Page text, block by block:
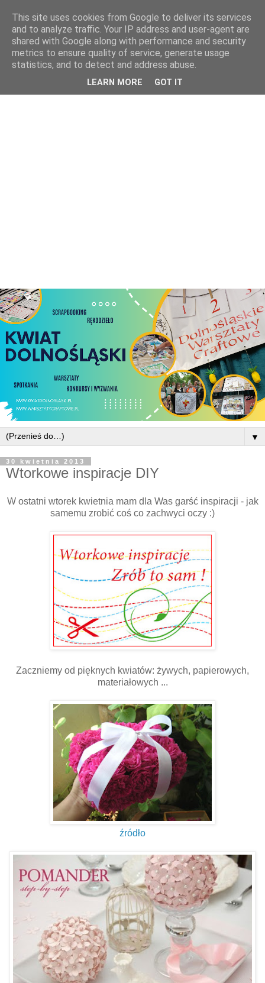
▼
30 kwietnia 2013
Wtorkowe inspiracje DIY
W ostatni wtorek kwietnia mam dla Was garść inspiracji - jak
samemu zrobić coś co zachwyci oczy :)
Zaczniemy od pięknych kwiatów: żywych, papierowych,
materiałowych ...
źródło
This site uses cookies from Google to deliver its services
and to analyze traffic. Your IP address and user-agent are
shared with Google along with performance and security
metrics to ensure quality of service, generate usage
statistics, and to detect and address abuse.
LEARN MORE GOT IT